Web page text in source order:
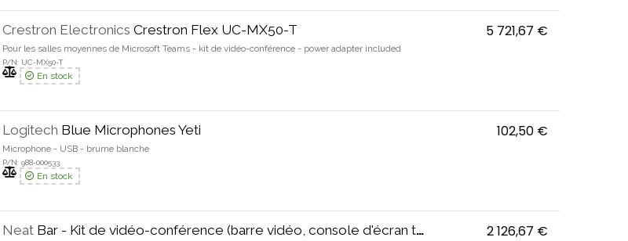
Crestron Electronics Crestron Flex UC-MX50-T
Pour les salles moyennes de Microsoft Teams - kit de vidéo-conférence - power adapter included
P/N: UC-MX50-T
En stock
5 721,67 €
Logitech Blue Microphones Yeti
Microphone - USB - brume blanche
P/N: 988-000533
En stock
102,50 €
Neat Bar - Kit de vidéo-conférence (barre vidéo, console d'écran tactile) 2 126,67 €